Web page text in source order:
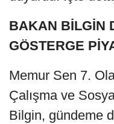
BAKAN BİLGİN
GÖSTERGE
Memur Sen 7.
Çalışma ve
Bilgin, gündeme